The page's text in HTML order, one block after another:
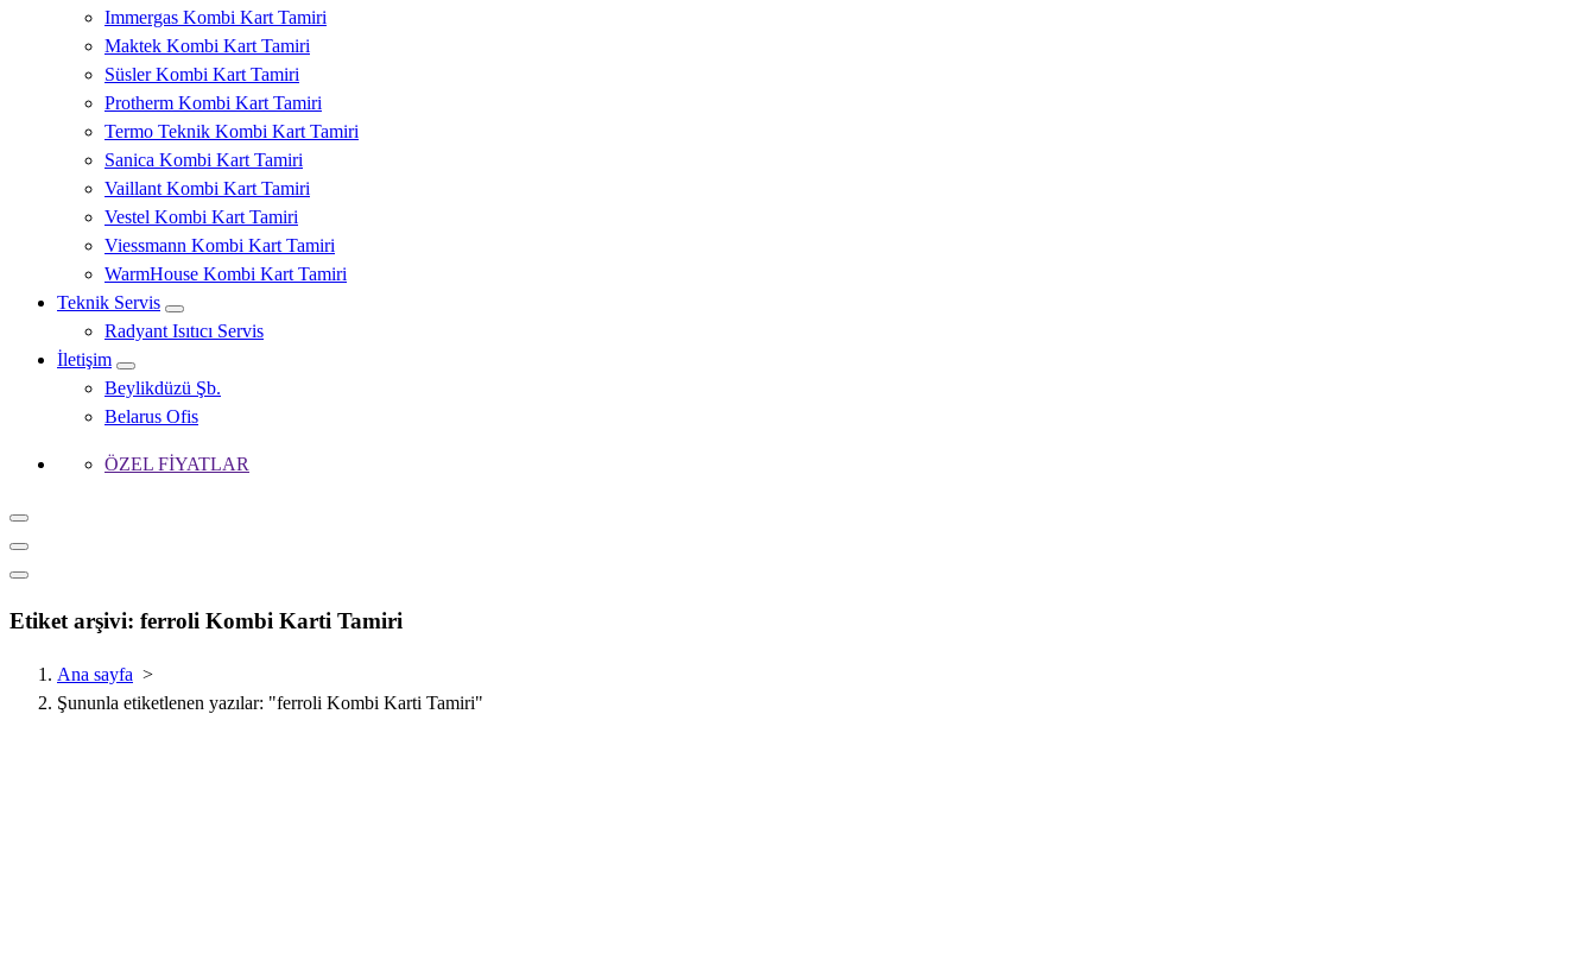
Immergas Kombi Kart Tamiri
Maktek Kombi Kart Tamiri
Süsler Kombi Kart Tamiri
Protherm Kombi Kart Tamiri
Termo Teknik Kombi Kart Tamiri
Sanica Kombi Kart Tamiri
Vaillant Kombi Kart Tamiri
Vestel Kombi Kart Tamiri
Viessmann Kombi Kart Tamiri
WarmHouse Kombi Kart Tamiri
Teknik Servis
Radyant Isıtıcı Servis
İletişim
Beylikdüzü Şb.
Belarus Ofis
ÖZEL FİYATLAR
Etiket arşivi: ferroli Kombi Karti Tamiri
Ana sayfa >
Şununla etiketlenen yazılar: "ferroli Kombi Karti Tamiri"